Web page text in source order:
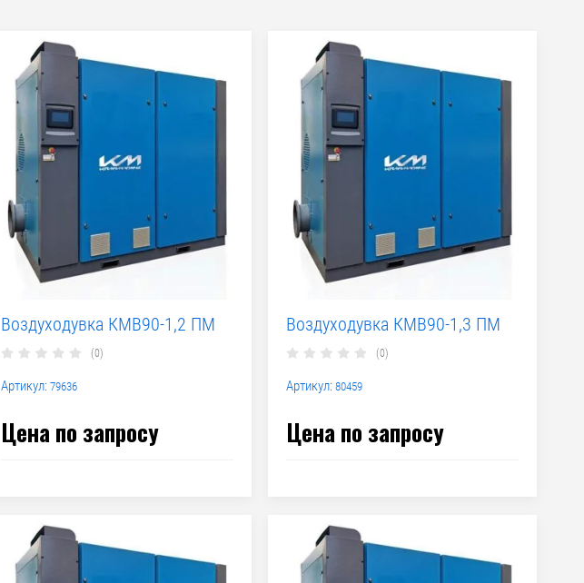
Воздуходувка КМВ90-1,2 ПМ
(0)
Артикул:79636
Цена по запросу
Воздуходувка КМВ90-1,3 ПМ
(0)
Артикул: 80459
Цена по запросу